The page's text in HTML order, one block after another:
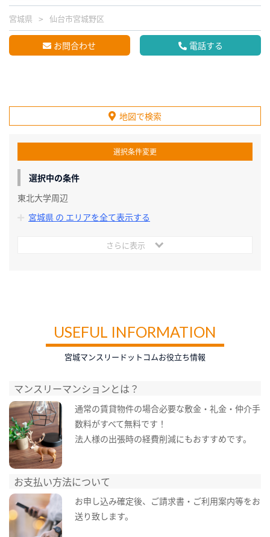
宮城県 仙台市宮城野区
お問合わせ 電話する
地図で検索
選択条件変更
選択中の条件
東北大学周辺
宮城県 の エリアを全て表示する
さらに表示
USEFUL INFORMATION
宮城マンスリードットコムお役立ち情報
マンスリーマンションとは？
通常の賃貸物件の場合必要な敷金・礼金・仲介手
数料がすべて無料です！
法人様の出張時の経費削減にもおすすめです。
お支払い方法について
お申し込み確定後、ご請求書・ご利用案内等をお
送り致します。